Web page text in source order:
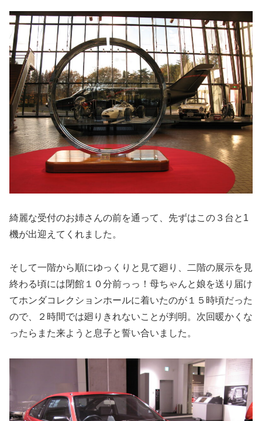
綺麗な受付のお姉さんの前を通って、先ずはこの３台と1
機が出迎えてくれました。
そして一階から順にゆっくりと見て廻り、二階の展示を見
終わる頃には閉館１０分前っっ！母ちゃんと娘を送り届け
てホンダコレクションホールに着いたのが１５時頃だった
ので、２時間では廻りきれないことが判明。次回暖かくな
ったらまた来ようと息子と誓い合いました。